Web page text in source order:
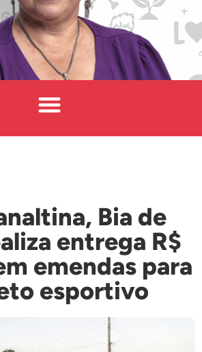
Bia de
entrega R$
emendas para
esportivo